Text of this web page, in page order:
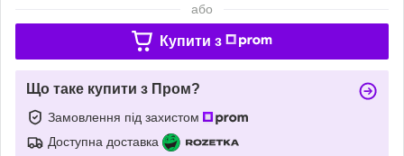
або
Купити з
Що таке купити з Пром?
Замовлення під захистом
Доступна доставка